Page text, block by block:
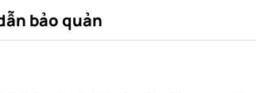
bảo quản